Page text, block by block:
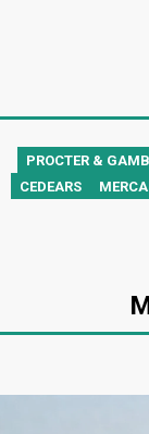
PROCTER &
CEDEARS